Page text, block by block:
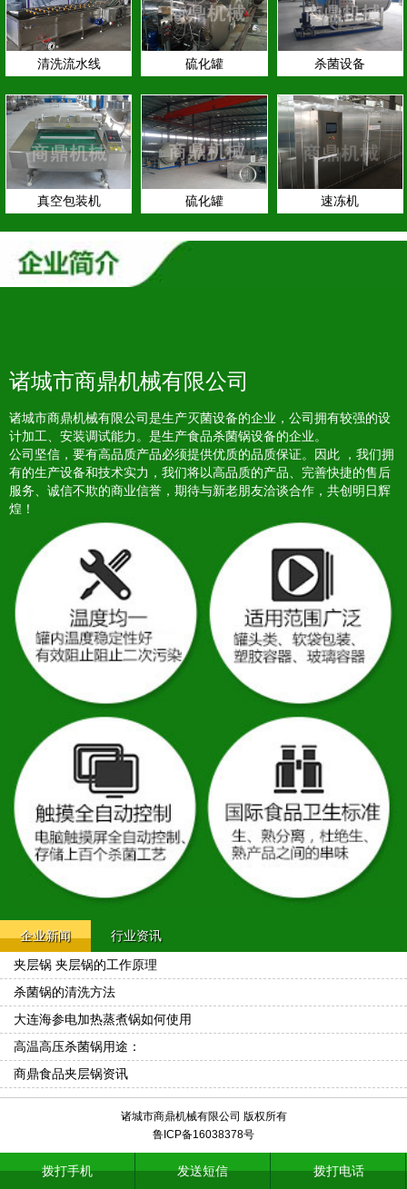
清洗流水线 硫化罐 杀菌设备
真空包装机 硫化罐 速冻机
诸城市商鼎机械有限公司
诸城市商鼎机械有限公司是生产灭菌设备的企业，公司拥有较强的设
计加工、安装调试能力。是生产食品杀菌锅设备的企业。
公司坚信，要有高品质产品必须提供优质的品质保证。因此 ，我们拥
有的生产设备和技术实力，我们将以高品质的产品、完善快捷的售后
服务、诚信不欺的商业信誉，期待与新老朋友洽谈合作，共创明日辉
煌！
企业新闻
行业资讯
夹层锅 夹层锅的工作原理
杀菌锅的清洗方法
大连海参电加热蒸煮锅如何使用
高温高压杀菌锅用途：
商鼎食品夹层锅资讯
诸城市商鼎机械有限公司 版权所有
鲁ICP备16038378号
拨打手机 发送短信 拨打电话